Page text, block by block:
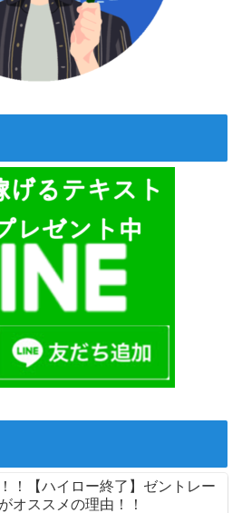
！【ハイロー終了】ゼントレー
オススメの理由！！